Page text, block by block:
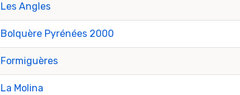
Les Angles
Bolquère Pyrénées 2000
Formiguères
La Molina